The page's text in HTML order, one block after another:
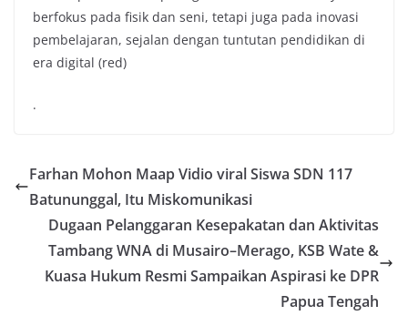
berfokus pada fisik dan seni, tetapi juga pada inovasi
pembelajaran, sejalan dengan tuntutan pendidikan di
era digital (red)
.
Farhan Mohon Maap Vidio viral Siswa SDN 117
Batununggal, Itu Miskomunikasi
Dugaan Pelanggaran Kesepakatan dan Aktivitas
Tambang WNA di Musairo–Merago, KSB Wate &
Kuasa Hukum Resmi Sampaikan Aspirasi ke DPR
Papua Tengah